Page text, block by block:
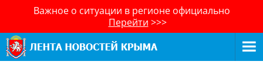
Важное о ситуации в регионе официально
Перейти >>>